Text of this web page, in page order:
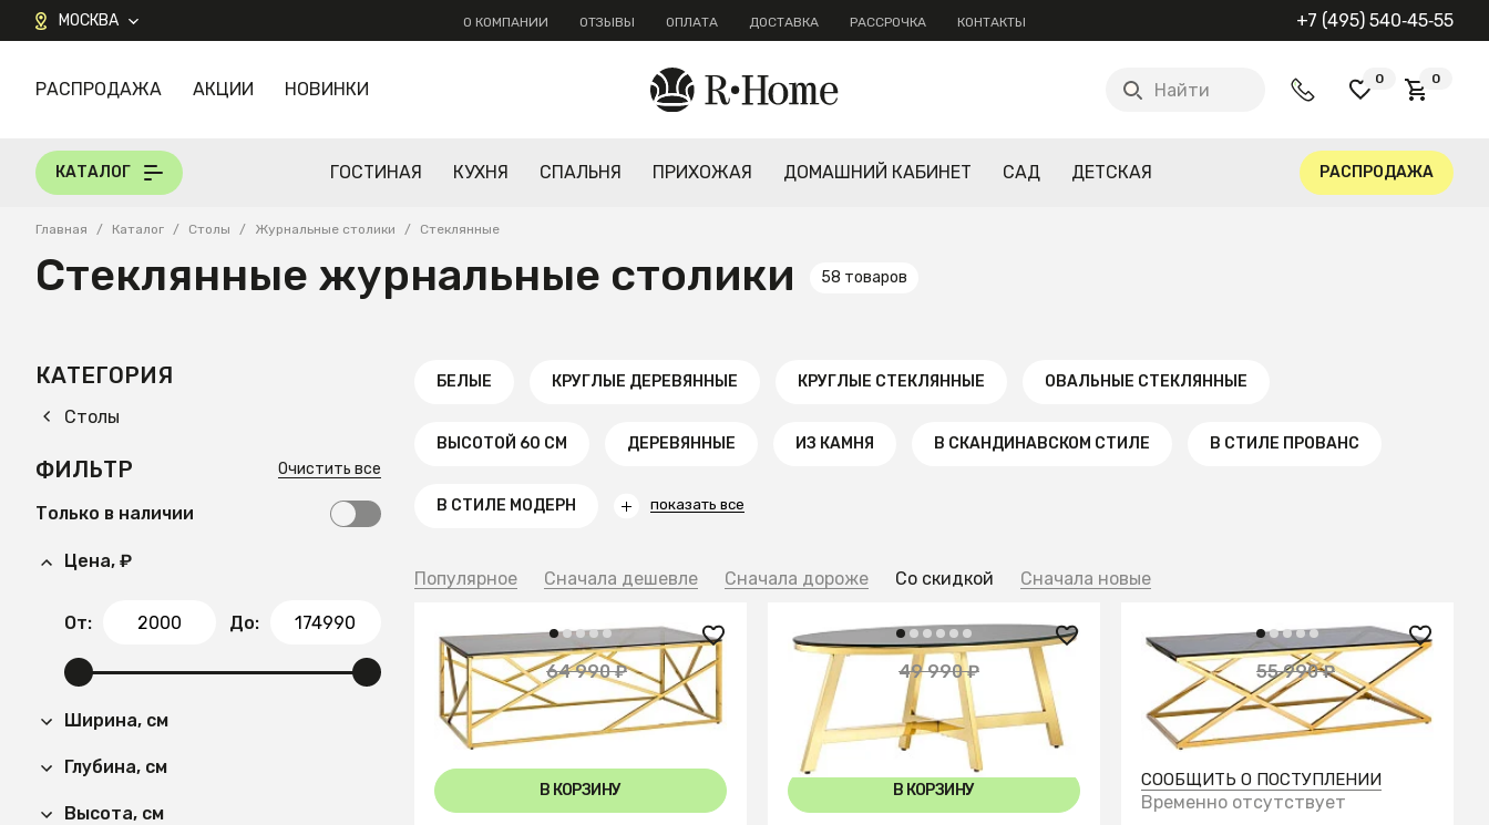
МОСКВА О КОМПАНИИ ОТЗЫВЫ ОПЛАТА ДОСТАВКА РАССРОЧКА КОНТАКТЫ +7 (495) 540‑45‑55
КАТАЛОГ
РАСПРОДАЖА АКЦИИ НОВИНКИ Найти
0 0
КАТАЛОГ ГОСТИНАЯ КУХНЯ СПАЛЬНЯ ПРИХОЖАЯ ДОМАШНИЙ КАБИНЕТ САД ДЕТСКАЯ РАСПРОДАЖА
Главная / Каталог / Столы / Журнальные столики / Стеклянные
Стеклянные журнальные столики 58 товаров
КАТЕГОРИЯ
Столы
ФИЛЬТР Очистить все
Только в наличии
Цена, ₽
От: До:
Ширина, см
Глубина, см
Высота, см
БЕЛЫЕ КРУГЛЫЕ ДЕРЕВЯННЫЕ КРУГЛЫЕ СТЕКЛЯННЫЕ ОВАЛЬНЫЕ СТЕКЛЯННЫЕ
ВЫСОТОЙ 60 СМ ДЕРЕВЯННЫЕ ИЗ КАМНЯ В СКАНДИНАВСКОМ СТИЛЕ В СТИЛЕ ПРОВАНС
В СТИЛЕ МОДЕРН показать все
Популярное Сначала дешевле Сначала дороже Со скидкой Сначала новые
30 720 ₽ 64 990 ₽ — 53%
Журнальный стол АРТ ДЕКО
120*60 золотистый
В КОРЗИНУ
15 240 ₽ 49 990 ₽ — 70%
Журнальный стол 100*50 АЛЬБА
золото/черн.
В КОРЗИНУ
24 580 ₽ 55 990 ₽ — 56%
Журнальный стол 120*60
ИНСИГНИЯ золотистый
СООБЩИТЬ О ПОСТУПЛЕНИИ
Временно отсутствует